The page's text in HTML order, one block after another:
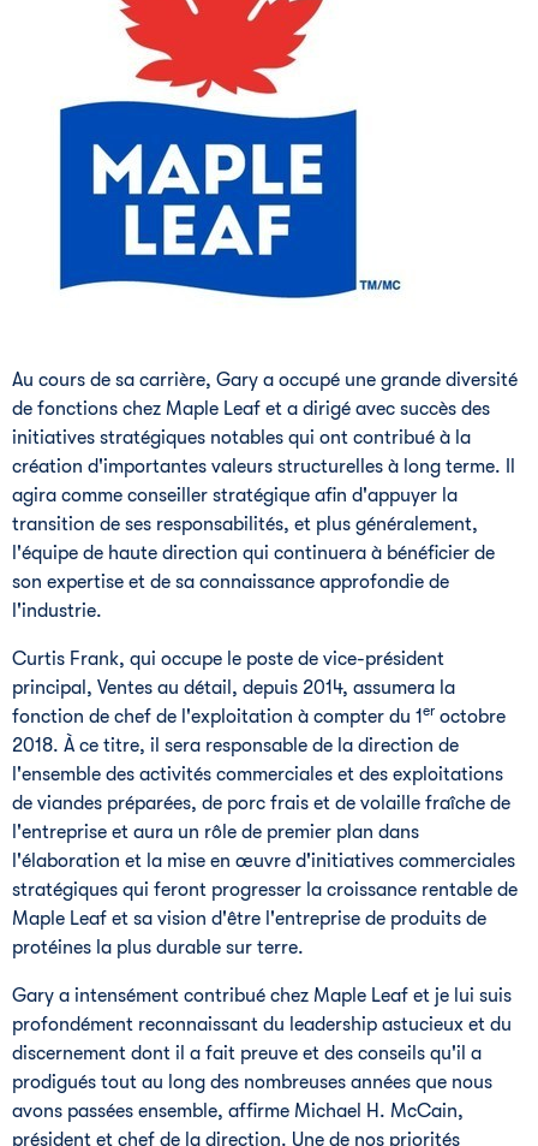
Au cours de sa carrière, Gary a occupé une grande diversité
de fonctions chez Maple Leaf et a dirigé avec succès des
initiatives stratégiques notables qui ont contribué à la
création d'importantes valeurs structurelles à long terme. Il
agira comme conseiller stratégique afin d'appuyer la
transition de ses responsabilités, et plus généralement,
l'équipe de haute direction qui continuera à bénéficier de
son expertise et de sa connaissance approfondie de
l'industrie.
Curtis Frank, qui occupe le poste de vice-président
principal, Ventes au détail, depuis 2014, assumera la
fonction de chef de l'exploitation à compter du 1 er octobre
2018. À ce titre, il sera responsable de la direction de
l'ensemble des activités commerciales et des exploitations
de viandes préparées, de porc frais et de volaille fraîche de
l'entreprise et aura un rôle de premier plan dans
l'élaboration et la mise en œuvre d'initiatives commerciales
stratégiques qui feront progresser la croissance rentable de
Maple Leaf et sa vision d'être l'entreprise de produits de
protéines la plus durable sur terre.
Gary a intensément contribué chez Maple Leaf et je lui suis
profondément reconnaissant du leadership astucieux et du
discernement dont il a fait preuve et des conseils qu'il a
prodigués tout au long des nombreuses années que nous
avons passées ensemble, affirme Michael H. McCain,
président et chef de la direction. Une de nos priorités